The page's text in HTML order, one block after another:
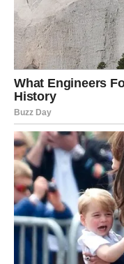
Još jedan učinkovit
morske soli.
soli i pomoću
Morska sol pomaže u
upalu, pružajući